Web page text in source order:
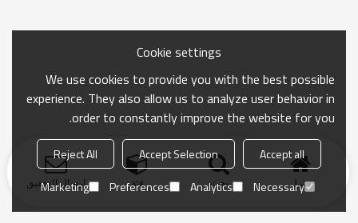
منزل بحث فئة ارسال التحقيق
Cookie settings
We use cookies to provide you with the best possible
experience. They also allow us to analyze user behavior in
order to constantly improve the website for you.
Accept all
Accept Selection
Reject All
Necessary
Analytics
Preferences
Marketing